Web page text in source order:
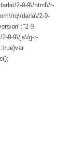
2-9-9\/html\/r-
rq\/darla\/2-9-
9-
9-9\/js\/g-r-